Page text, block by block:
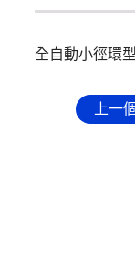
全自動小徑環
上一